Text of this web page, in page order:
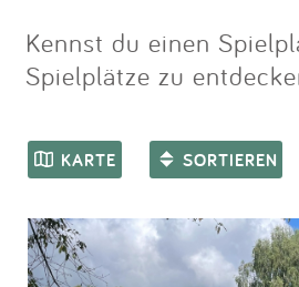
Kennst du einen
Spielplätze zu
KARTE SORTIEREN